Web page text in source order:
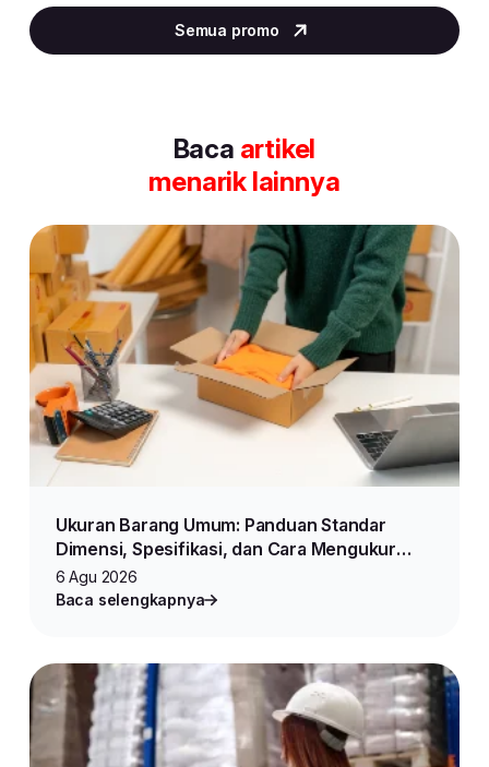
2
of
Semua promo
Baca artikel
menarik lainnya
Ukuran Barang Umum: Panduan Standar
Dimensi, Spesifikasi, dan Cara Mengukur
Produk untuk Jualan Online
6 Agu 2026
Baca selengkapnya